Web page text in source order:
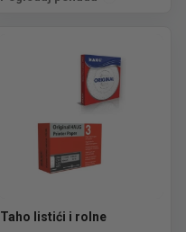
Taho listići i rolne